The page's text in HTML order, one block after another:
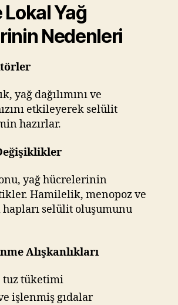
Yağ
Nedenleri
yağ dağılımını ve
etkileyerek selülit
hazırlar.
yağ hücrelerinin
Hamilelik, menopoz ve
selülit oluşumunu
Alışkanlıkları
tuz tüketimi
işlenmiş gıdalar